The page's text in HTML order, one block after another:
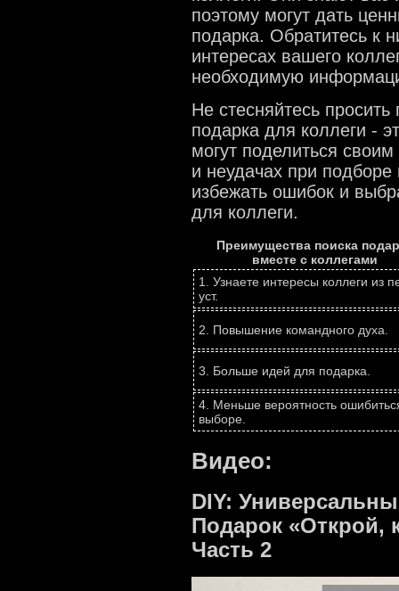
поэтому могут дать
подарка. Обратитесь к
интересах вашего
необходимую
Не стесняйтесь
подарка для коллеги -
могут поделиться
и неудачах при
избежать ошибок и
для коллеги.
Преимущества поиска
вместе с коллегами
1. Узнаете интересы коллеги из
уст.
2. Повышение командного духа.
3. Больше идей для подарка.
4. Меньше вероятность
выборе.
Видео:
DIY:
Подарок «Открой,
Часть 2